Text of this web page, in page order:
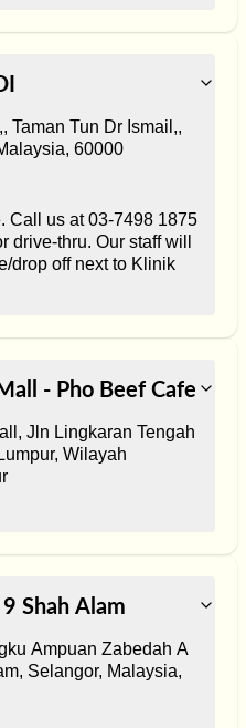
Taman Tun Dr Ismail,,
60000
Call us at 03-7498 1875
drive-thru. Our staff will
drop off next to Klinik
- Pho Beef Cafe
Jln Lingkaran Tengah
Wilayah
Shah Alam
Ampuan Zabedah A
Selangor, Malaysia,